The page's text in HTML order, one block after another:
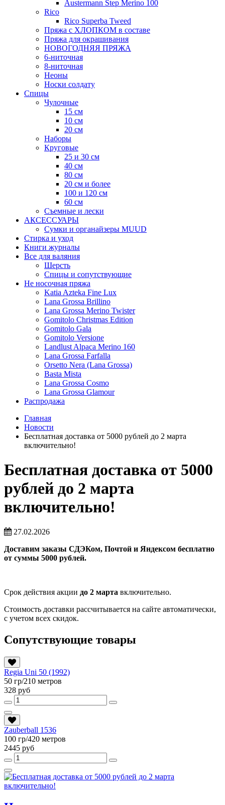
Austermann Step Merino 100
Rico
Rico Superba Tweed
Пряжа с ХЛОПКОМ в составе
Пряжа для окрашивания
НОВОГОДНЯЯ ПРЯЖА
6-ниточная
8-ниточная
Неоны
Носки солдату
Спицы
Чулочные
15 см
10 см
20 см
Наборы
Круговые
25 и 30 см
40 см
80 см
20 см и более
100 и 120 см
60 см
Съемные и лески
АКСЕССУАРЫ
Сумки и органайзеры MUUD
Стирка и уход
Книги журналы
Все для валяния
Шерсть
Спицы и сопутствующие
Не носочная пряжа
Katia Azteka Fine Lux
Lana Grossa Brillino
Lana Grossa Merino Twister
Gomitolo Christmas Edition
Gomitolo Gala
Gomitolo Versione
Landlust Alpaca Merino 160
Lana Grossa Farfalla
Orsetto Nera (Lana Grossa)
Basta Mista
Lana Grossa Cosmo
Lana Grossa Glamour
Распродажа
Главная
Новости
Бесплатная доставка от 5000 рублей до 2 марта
включительно!
Бесплатная доставка от 5000
рублей до 2 марта
включительно!
27.02.2026
Доставим заказы СДЭКом, Почтой и Яндексом бесплатно
от суммы 5000 рублей.
Срок действия акции до 2 марта включительно.
Стоимость доставки рассчитывается на сайте автоматически,
с учетом всех скидок.
Сопутствующие товары
Regia Uni 50 (1992)
50 гр/210 метров
328 руб
Zauberball 1536
100 гр/420 метров
2445 руб